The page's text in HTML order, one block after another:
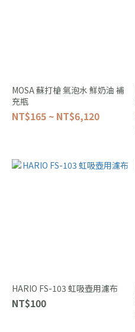
MOSA 蘇打槍 氣泡水 鮮奶油 補
充瓶
NT$165 ~ NT$6,120
HARIO FS-103 虹吸壺用濾布
NT$100